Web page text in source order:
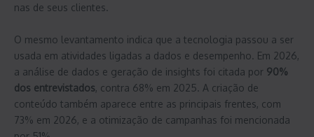
nas de seus clientes.
O mesmo levantamento indica que a tecnologia passou a ser
usada em atividades ligadas a dados e desempenho. Em 2026,
a análise de dados e geração de insights foi citada por 90%
dos entrevistados, contra 68% em 2025. A criação de
conteúdo também aparece entre as principais frentes, com
73% em 2026, e a otimização de campanhas foi mencionada